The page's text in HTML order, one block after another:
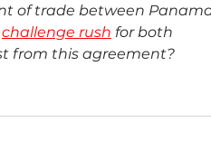
of trade between
challenge rush for both
from this agreement?